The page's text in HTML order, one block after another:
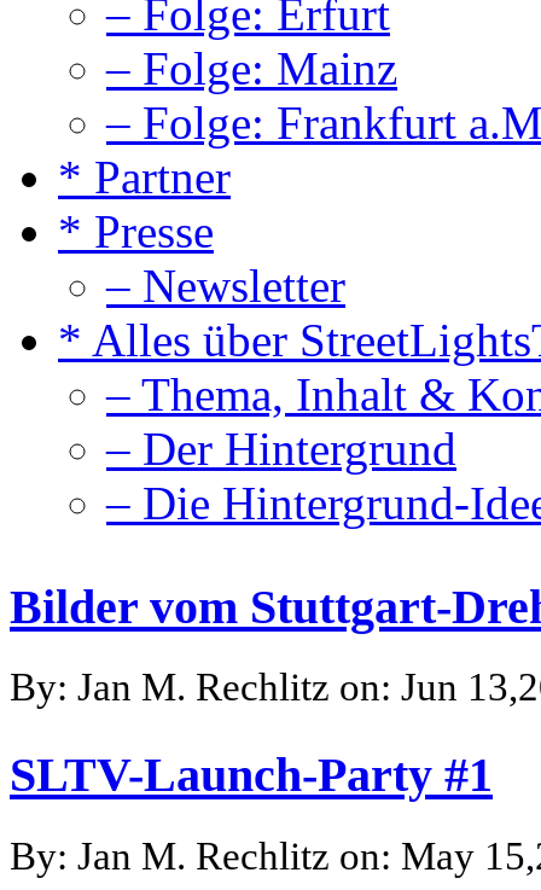
– Folge: Erfurt
– Folge: Mainz
– Folge: Frankfurt
* Partner
* Presse
– Newsletter
* Alles über
– Thema, Inhalt &
– Der Hintergrund
– Die Hintergrund-
Bilder vom Stuttgart-
By: Jan M. Rechlitz on: Jun
SLTV-Launch-Party #1
By: Jan M. Rechlitz on: May